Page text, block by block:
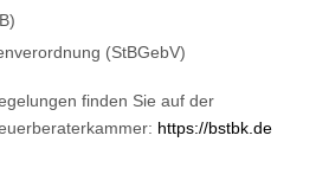
(StBGebV)
finden Sie auf der
https://bstbk.de